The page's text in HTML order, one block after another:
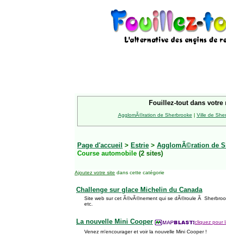
Fouillez-tout dans votre
AgglomÃ©ration de Sherbrooke | Ville de
Page d'accueil > Estrie > AgglomÃ©ration de
Course automobile (2 sites)
Ajoutez votre site dans cette catégorie
Challenge sur glace Michelin du Canada
Site web sur cet Ã©vÃ©nement qui se dÃ©roule Ã
etc.
La nouvelle Mini Cooper
cliquez pour
Venez m'encourager et voir la nouvelle Mini Cooper !